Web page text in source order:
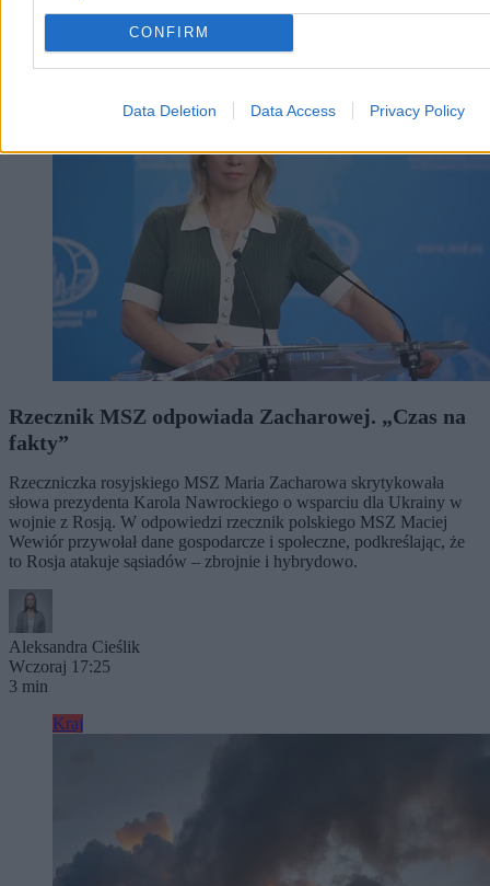
CONFIRM
Data Deletion Data Access Privacy Policy
Kraj
Rzecznik MSZ odpowiada Zacharowej. „Czas na
fakty”
Rzeczniczka rosyjskiego MSZ Maria Zacharowa skrytykowała
słowa prezydenta Karola Nawrockiego o wsparciu dla Ukrainy w
wojnie z Rosją. W odpowiedzi rzecznik polskiego MSZ Maciej
Wewiór przywołał dane gospodarcze i społeczne, podkreślając, że
to Rosja atakuje sąsiadów – zbrojnie i hybrydowo.
Aleksandra Cieślik
Wczoraj 17:25
3 min
Kraj